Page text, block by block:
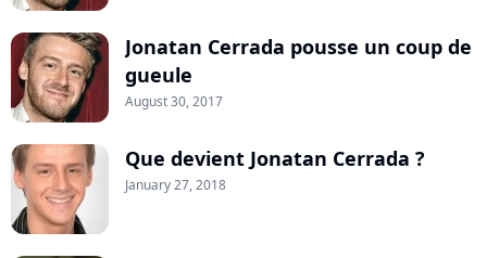
Jonatan Cerrada pousse un coup de
gueule
August 30, 2017
Que devient Jonatan Cerrada ?
January 27, 2018